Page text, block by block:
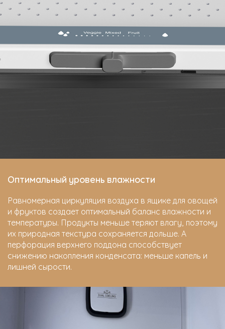
Оптимальный уровень влажности
Равномерная циркуляция воздуха в ящике для овощей
и фруктов создает оптимальный баланс влажности и
температуры. Продукты меньше теряют влагу, поэтому
их природная текстура сохраняется дольше. А
перфорация верхнего поддона способствует
снижению накопления конденсата: меньше капель и
лишней сырости.